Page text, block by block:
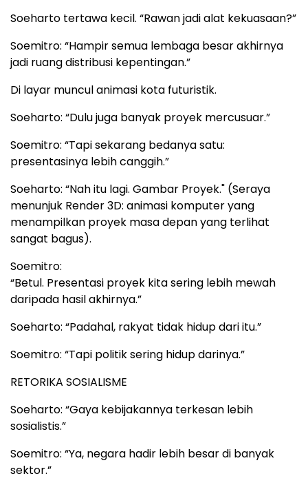
Soeharto tertawa kecil. “Rawan jadi alat kekuasaan?”
Soemitro: “Hampir semua lembaga besar akhirnya
jadi ruang distribusi kepentingan.”
Di layar muncul animasi kota futuristik.
Soeharto: “Dulu juga banyak proyek mercusuar.”
Soemitro: “Tapi sekarang bedanya satu:
presentasinya lebih canggih.”
Soeharto: “Nah itu lagi. Gambar Proyek." (Seraya
menunjuk Render 3D: animasi komputer yang
menampilkan proyek masa depan yang terlihat
sangat bagus).
Soemitro:
“Betul. Presentasi proyek kita sering lebih mewah
daripada hasil akhirnya.”
Soeharto: “Padahal, rakyat tidak hidup dari itu.”
Soemitro: “Tapi politik sering hidup darinya.”
RETORIKA SOSIALISME
Soeharto: “Gaya kebijakannya terkesan lebih
sosialistis.”
Soemitro: “Ya, negara hadir lebih besar di banyak
sektor.”